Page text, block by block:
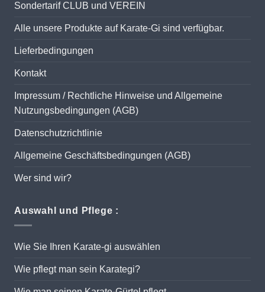
Sondertarif CLUB und VEREIN
Alle unsere Produkte auf Karate-Gi sind verfügbar.
Lieferbedingungen
Kontakt
Impressum / Rechtliche Hinweise und Allgemeine
Nutzungsbedingungen (AGB)
Datenschutzrichtlinie
Allgemeine Geschäftsbedingungen (AGB)
Wer sind wir?
Auswahl und Pflege :
Wie Sie Ihren Karate-gi auswählen
Wie pflegt man sein Karategi?